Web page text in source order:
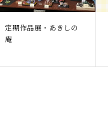
定期作品展・あきしの
庵